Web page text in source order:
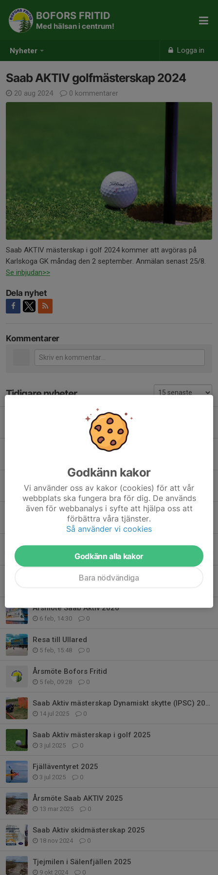
Nyheter Logga in
BOFORS FRITID
Med hälsan i centrum!
Saab AKTIV golfmästerskap 2024
20 aug 2024 0 kommentarer
Saab AKTIV mästerskap i golf 2024 kommer att avgöras på
Karlskoga GK måndag den 2 september. Anmälan senast 25/8.
Se inbjudan>>
Dela nyhet
Kommentarer
Tidigare nyheter
Inbjudan till Saabiaden den 10/10 2026 i Eskilstuna
Saab Aktiv Golftävling 2026
26 maj, 20:08 0
Plantbytarevent
5 maj, 14:49 0
Saab Aktiv mästerskap luftgevär/pistol 2026
24 apr, 08:33 0
Sponsring Spring event
Årsmöte Saab Aktiv 2026
6 feb, 14:30 0
Resa till Ullared
5 feb, 15:48 0
Årsmöte Bofors Fritid
5 feb, 09:28 0
Saab Aktiv mästerskap Dynamiskt skytte (IPSC) 2025
14 jul 2025 0
Saab Aktiv mästerskap i golf 2025
3 jul 2025 0
Fjälläventyret 2025
3 jul 2025 0
Årsmöte Saab AKTIV 2025
13 mar 2025 0
Saab Aktiv skidmästerskap 2025
18 nov 2024 0
Tjejmilen i Sälenfjällen 2025
9 okt 2024 0
Godkänn kakor
Vi använder oss av kakor (cookies) för att vår
webbplats ska fungera bra för dig. De används
även för webbanalys i syfte att hjälpa oss att
förbättra våra tjänster.
Så använder vi cookies
Godkänn alla kakor
Bara nödvändiga